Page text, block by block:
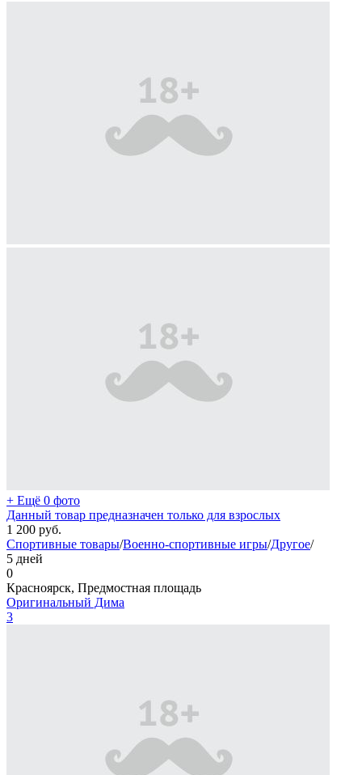
+ Ещё 0 фото
Данный товар предназначен только для взрослых
1 200 руб.
Спортивные товары/Военно-спортивные игры/Другое/
5 дней
0
Красноярск, Предмостная площадь
Оригинальный Дима
3